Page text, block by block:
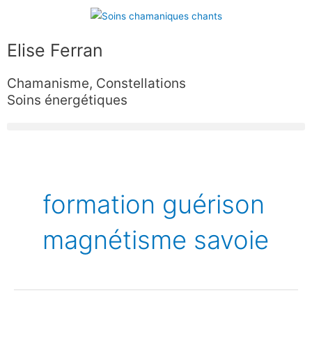
contenu
Elise Ferran
Chamanisme, Constellations
Soins énergétiques
formation guérison
magnétisme savoie